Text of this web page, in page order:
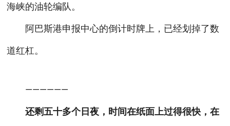
海峡的油轮编队。
阿巴斯港申报中心的倒计时牌上，已经划掉了数
道红杠。
——————
还剩五十多个日夜，时间在纸面上过得很快，在